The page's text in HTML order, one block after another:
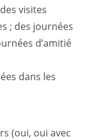
visites
; des journées
d’amitié
dans les
(oui, oui avec